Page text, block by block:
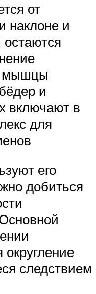
от
наклоне и
мышцы
и
включают в
для
его
добиться
следствием